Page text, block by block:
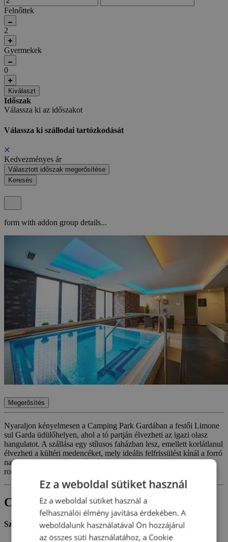
Felnőttek
2
Gyermekek
0
Kiválaszt
Időszak
Válassza ki az időszakot
Válassza ki szállodai tartózkodását
Kedvezményes ár
Választott időszak megerősítése
Keresés
form with addon group details...
Megerősítés
Nyaraljon kényelmesen a Camping Park Gardában a festői Limone
sul Garda üdülőhelyen, ahol a tó partján élvezheti az igazi olasz
hangulatot. A szállása egy stílusos faházban lesz, emellett korlátlanul
élvezheti a kültéri medencéket, mely ideális felfrissülést kínál a forró
napokon. A környék fürdésre, vízi sportokra, kerékpárutakra és
romantikus sétákra csábít a citromligetek között.
Csomagtartalom
Szállás:
Ez a weboldal sütiket használ
Ez a weboldal sütiket használ a
felhasználói élmény javítása érdekében. A
weboldalunk használatával Ön hozzájárul
az összes süti használatához, a Cookie